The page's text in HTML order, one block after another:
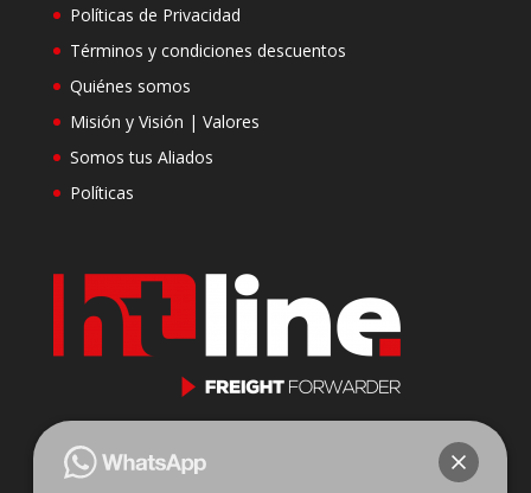
Políticas de Privacidad
Términos y condiciones descuentos
Quiénes somos
Misión y Visión | Valores
Somos tus Aliados
Políticas
Cll 23 N 116-31 Oficina 201